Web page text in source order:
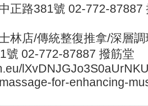
正路381號 02-772-87887
林店/傳統整復推拿/深層
號 02-772-87887 撥筋堂
for-enhancing-